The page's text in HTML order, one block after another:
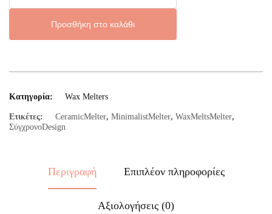
Απόλυτη
Προσθήκη στο καλάθι
Κατηγορία: Wax Melters
Ετικέτες: CeramicMelter, MinimalistMelter, WaxMeltsMelter,
ΣύγχρονοDesign
Περιγραφή Επιπλέον πληροφορίες
Αξιολογήσεις (0)